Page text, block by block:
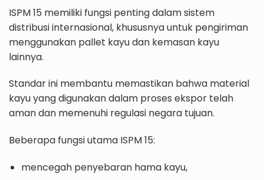
ISPM 15 memiliki fungsi penting dalam sistem
distribusi internasional, khususnya untuk pengiriman
menggunakan pallet kayu dan kemasan kayu
lainnya.
Standar ini membantu memastikan bahwa material
kayu yang digunakan dalam proses ekspor telah
aman dan memenuhi regulasi negara tujuan.
Beberapa fungsi utama ISPM 15:
mencegah penyebaran hama kayu,